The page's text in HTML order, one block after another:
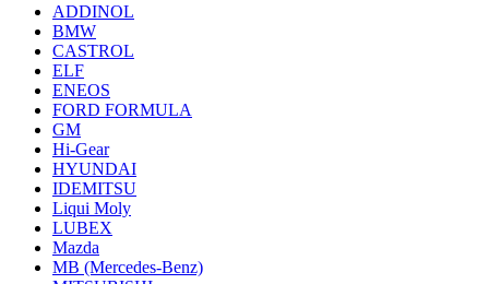
ADDINOL
BMW
CASTROL
ELF
ENEOS
FORD FORMULA
GM
Hi-Gear
HYUNDAI
IDEMITSU
Liqui Moly
LUBEX
Mazda
MB (Mercedes-Вenz)